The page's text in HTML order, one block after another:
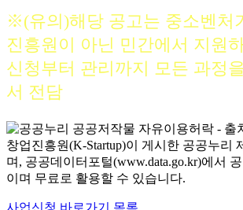
※(유의)해당 공고는 중소벤처
진흥원이 아닌 민간에서 지원
신청부터 관리까지 모든 과정
서 전담
창업진흥원(K-Startup)이 게시한 공공누리
며, 공공데이터포털(www.data.go.kr)에서
이며 무료로 활용할 수 있습니다.
사업신청 바로가기 목록